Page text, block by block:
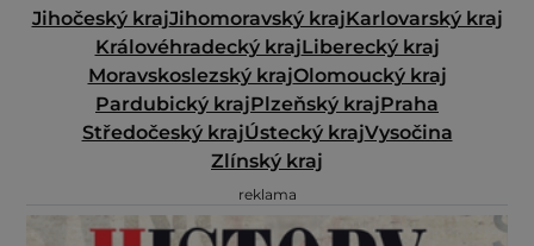
Jihočeský krajJihomoravský krajKarlovarský kraj
Královéhradecký krajLiberecký kraj
Moravskoslezský krajOlomoucký kraj
Pardubický krajPlzeňský krajPraha
Středočeský krajÚstecký krajVysočina
Zlínský kraj
reklama